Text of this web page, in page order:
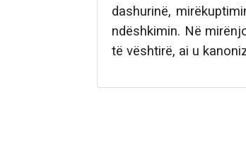
dashurinë,
ndëshkimin. Në
të vështirë, ai u